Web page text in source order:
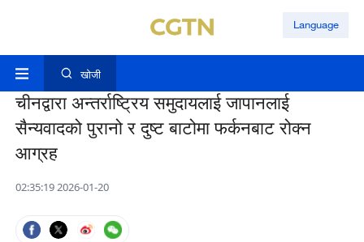
Language
खोजी
चीनद्वारा अन्तर्राष्ट्रिय समुदायलाई जापानलाई
सैन्यवादको पुरानो र दुष्ट बाटोमा फर्कनबाट रोक्न
आग्रह
02:35:19 2026-01-20